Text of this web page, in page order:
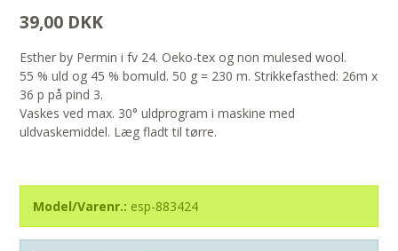
39,00 DKK
Esther by Permin i fv 24. Oeko-tex og non mulesed wool.
55 % uld og 45 % bomuld. 50 g = 230 m. Strikkefasthed: 26m x
36 p på pind 3.
Vaskes ved max. 30° uldprogram i maskine med
uldvaskemiddel. Læg fladt til tørre.
Model/Varenr.: esp-883424